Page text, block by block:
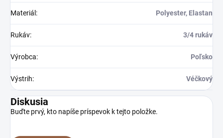
Materiál : Polyester, Elastan
Rukáv: 3/4 rukáv
Výrobca: Poľsko
Výstrih: Véčkový
Diskusia
Buďte prvý, kto napíše príspevok k tejto položke.